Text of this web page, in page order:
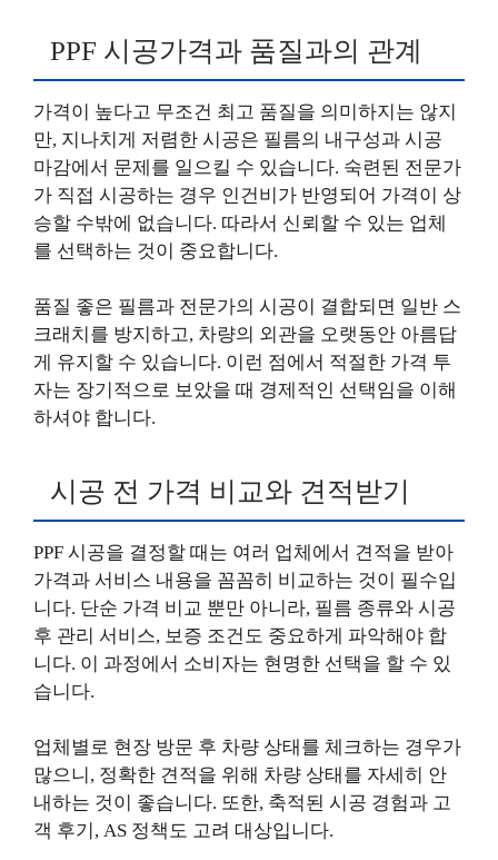
PPF 시공가격과 품질과의 관계
가격이 높다고 무조건 최고 품질을 의미하지는 않지
만, 지나치게 저렴한 시공은 필름의 내구성과 시공
마감에서 문제를 일으킬 수 있습니다. 숙련된 전문가
가 직접 시공하는 경우 인건비가 반영되어 가격이 상
승할 수밖에 없습니다. 따라서 신뢰할 수 있는 업체
를 선택하는 것이 중요합니다.
품질 좋은 필름과 전문가의 시공이 결합되면 일반 스
크래치를 방지하고, 차량의 외관을 오랫동안 아름답
게 유지할 수 있습니다. 이런 점에서 적절한 가격 투
자는 장기적으로 보았을 때 경제적인 선택임을 이해
하셔야 합니다.
시공 전 가격 비교와 견적받기
PPF 시공을 결정할 때는 여러 업체에서 견적을 받아
가격과 서비스 내용을 꼼꼼히 비교하는 것이 필수입
니다. 단순 가격 비교 뿐만 아니라, 필름 종류와 시공
후 관리 서비스, 보증 조건도 중요하게 파악해야 합
니다. 이 과정에서 소비자는 현명한 선택을 할 수 있
습니다.
업체별로 현장 방문 후 차량 상태를 체크하는 경우가
많으니, 정확한 견적을 위해 차량 상태를 자세히 안
내하는 것이 좋습니다. 또한, 축적된 시공 경험과 고
객 후기, AS 정책도 고려 대상입니다.